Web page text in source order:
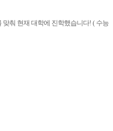
맞춰 현재 대학에 진학했습니다! ( 수능